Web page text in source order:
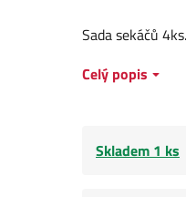
Sada sekáčů 4ks.
Celý popis
Skladem 1 ks